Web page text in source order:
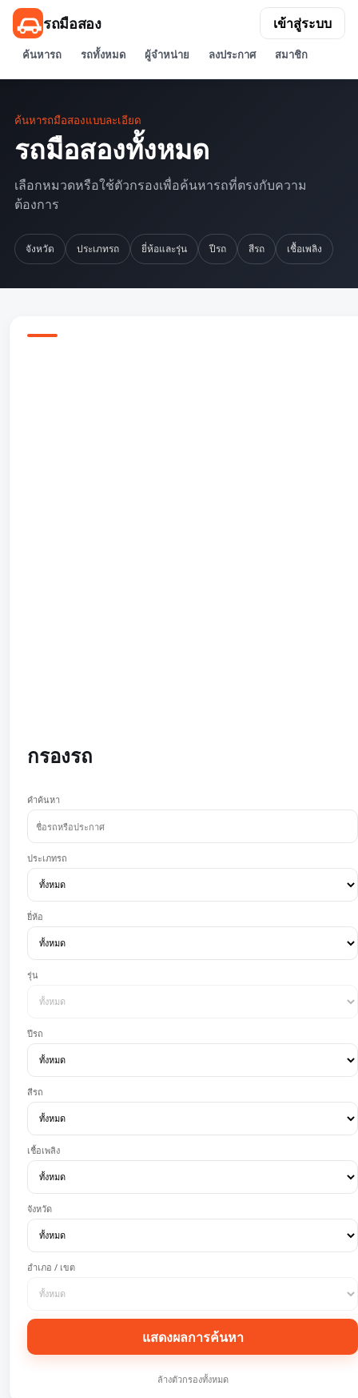
รถมือสอง
ค้นหารถ รถทั้งหมด ผู้จำหน่าย ลงประกาศ สมาชิก
เข้าสู่ระบบ
ค้นหารถมือสองแบบละเอียด
รถมือสองทั้งหมด
เลือกหมวดหรือใช้ตัวกรองเพื่อค้นหารถที่ตรงกับความ
ต้องการ
จังหวัด ประเภทรถ ยี่ห้อและรุ่น ปีรถ สีรถ เชื้อเพลิง
กรองรถ
คำค้นหา
ประเภทรถ
ยี่ห้อ
รุ่น
ปีรถ
สีรถ
เชื้อเพลิง
จังหวัด
อำเภอ / เขต
แสดงผลการค้นหา
ล้างตัวกรองทั้งหมด